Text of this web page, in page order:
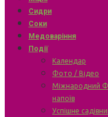
Сидри
Соки
Медоваріння
Події
Календар
Фото / Відео
Міжнародний
напоїв
Успішне